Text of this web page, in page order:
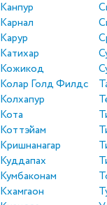
Канпур
Карнал
Карур
Катихар
Кожикод
Колар Голд Филдс
Колхапур
Кота
Коттэйам
Кришнанагар
Куддапах
Кумбаконам
Кхамгаон